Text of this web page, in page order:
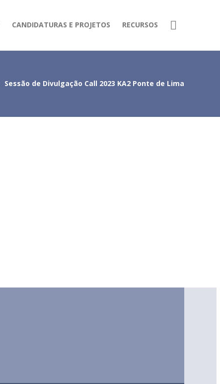
CANDIDATURAS E PROJETOS RECURSOS
Sessão de Divulgação Call 2023 KA2 Ponte de Lima